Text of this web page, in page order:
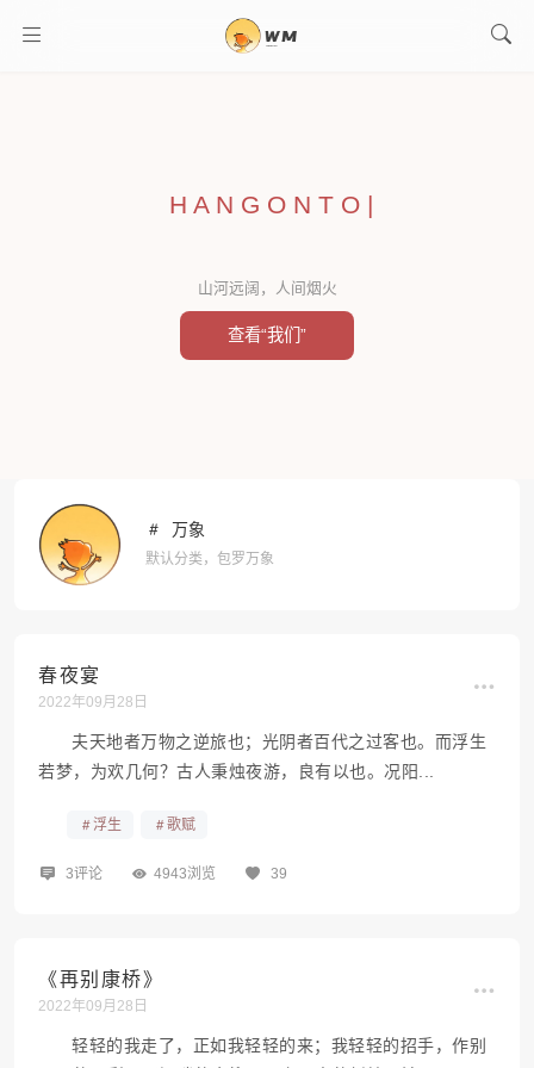
H A N G O N T O |
山河远阔，人间烟火
查看“我们”
万象
默认分类，包罗万象
春夜宴
2022年09月28日
夫天地者万物之逆旅也；光阴者百代之过客也。而浮生
若梦，为欢几何？古人秉烛夜游，良有以也。况阳...
浮生 歌赋
3评论 4943浏览 39
《再别康桥》
2022年09月28日
轻轻的我走了，正如我轻轻的来；我轻轻的招手，作别